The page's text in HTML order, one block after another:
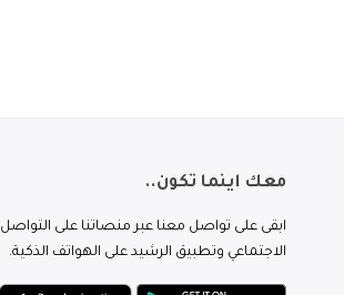
معك اينما تكون..
ابقى على تواصل معنا عبر منصاتنا على التواصل
الاجتماعي وتطبيق الرشيد على الهواتف الذكية.